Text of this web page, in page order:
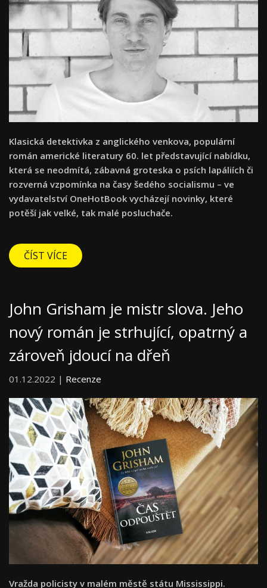
Klasická detektivka z anglického venkova, populární
román americké literatury 60. let představující nabídku,
která se neodmítá, zábavná groteska o psích lapáliích či
rozverná vzpomínka na časy šedého socialismu – ve
vydavatelství OneHotBook vycházejí novinky, které
potěší jak velké, tak malé posluchače.
ČÍST VÍCE
John Grisham je mistr slova. Jeho
nový román je strhující, opatrný a
zároveň jdoucí na dřeň
01.12.2022 | Recenze
Vražda policisty v malém městě státu Mississippi.